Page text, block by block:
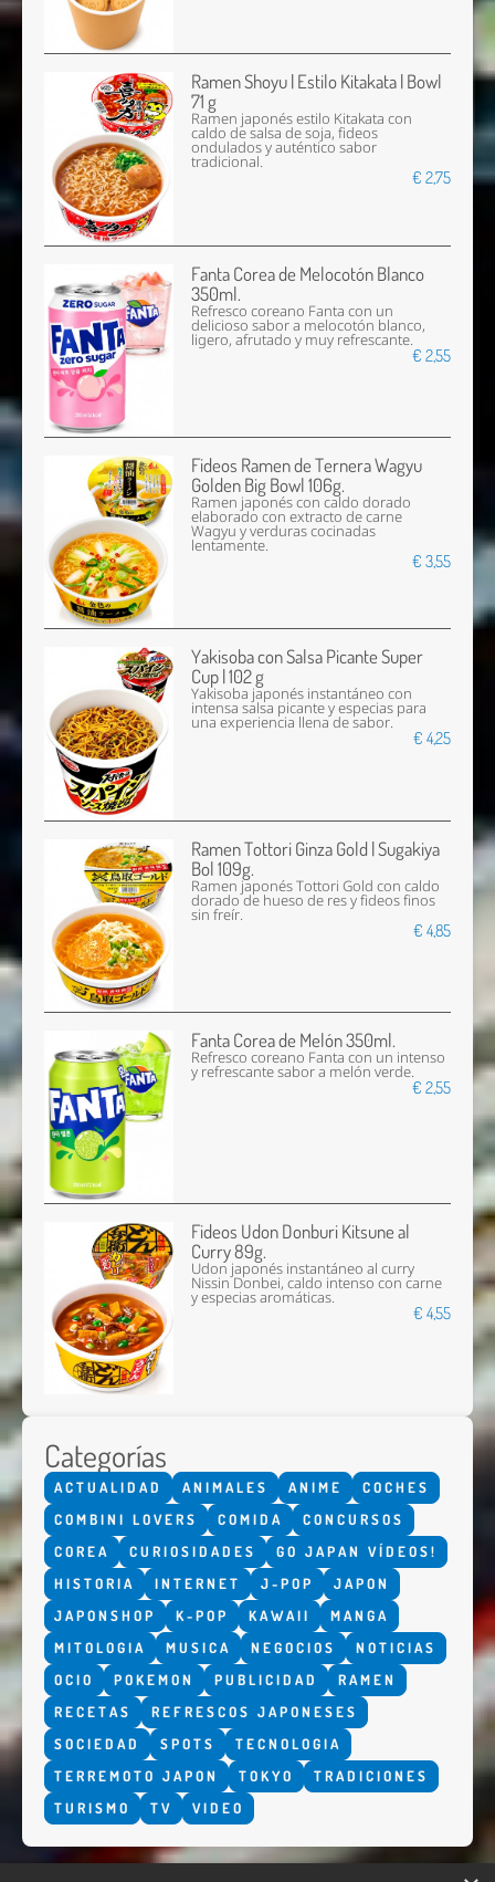
Ramen Shoyu | Estilo Kitakata | Bowl
71 g
Ramen japonés estilo Kitakata con
caldo de salsa de soja, fideos
ondulados y auténtico sabor
tradicional.
€ 2,75
Fanta Corea de Melocotón Blanco
350ml.
Refresco coreano Fanta con un
delicioso sabor a melocotón blanco,
ligero, afrutado y muy refrescante.
€ 2,55
Fideos Ramen de Ternera Wagyu
Golden Big Bowl 106g.
Ramen japonés con caldo dorado
elaborado con extracto de carne
Wagyu y verduras cocinadas
lentamente.
€ 3,55
Yakisoba con Salsa Picante Super
Cup | 102 g
Yakisoba japonés instantáneo con
intensa salsa picante y especias para
una experiencia llena de sabor.
€ 4,25
Ramen Tottori Ginza Gold | Sugakiya
Bol 109g.
Ramen japonés Tottori Gold con caldo
dorado de hueso de res y fideos finos
sin freír.
€ 4,85
Fanta Corea de Melón 350ml.
Refresco coreano Fanta con un intenso
y refrescante sabor a melón verde.
€ 2,55
Fideos Udon Donburi Kitsune al
Curry 89g.
Udon japonés instantáneo al curry
Nissin Donbei, caldo intenso con carne
y especias aromáticas.
€ 4,55
Categorías
ACTUALIDAD ANIMALES ANIME
COCHES
COMBINI LOVERS
COMIDA
CONCURSOS
COREA
CURIOSIDADES
GO JAPAN VÍDEOS!
HISTORIA
INTERNET J-POP
JAPON
JAPONSHOP
K-POP KAWAII
MANGA
MITOLOGIA
MUSICA NEGOCIOS
NOTICIAS
OCIO
POKEMON PUBLICIDAD
RAMEN
RECETAS
REFRESCOS JAPONESES
SOCIEDAD
SPOTS
TECNOLOGIA
TERREMOTO JAPON
TOKYO
TRADICIONES
TURISMO
TV VIDEO